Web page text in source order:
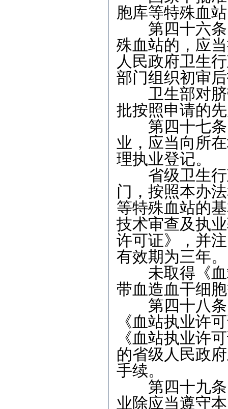
胞库等特殊血
第四十六条
殊血站的，应
人民政府卫生
部门组织初审
卫生部对脐
批按照申请的
第四十七条
业，应当向所
理执业登记。
省级卫生行
门，按照本办
等特殊血站的
技术审查及执
许可证》，并
有效期为三年。
未取得《血
带血造血干细
第四十八条
《血站执业许
《血站执业许
的省级人民政
手续。
第四十九条
业除应当遵守